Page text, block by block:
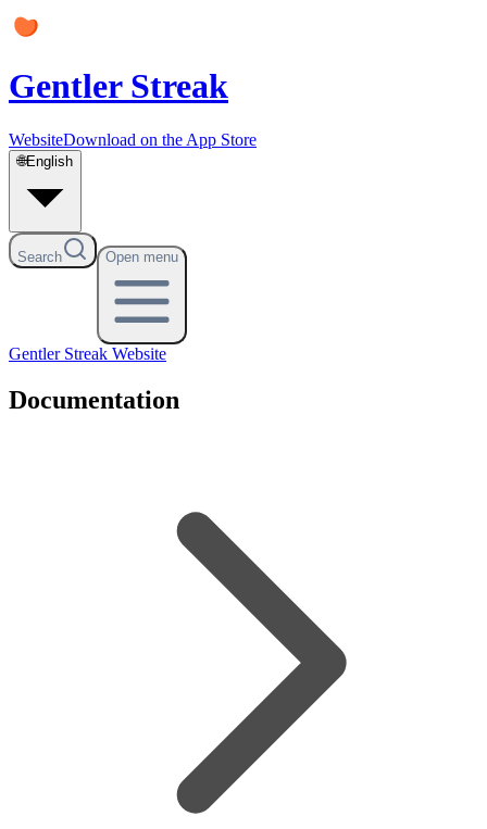
Gentler Streak
WebsiteDownload on the App Store
🌐English
Search Open menu
Gentler Streak Website
Documentation